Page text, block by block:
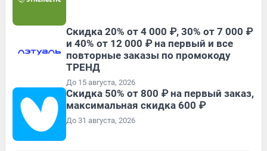
Скидка 20% от 4 000 ₽, 30% от 7 000 ₽
и 40% от 12 000 ₽ на первый и все
повторные заказы по промокоду
ТРЕНД
До 15 августа, 2026
Скидка 50% от 800 ₽ на первый заказ,
максимальная скидка 600 ₽
До 31 августа, 2026